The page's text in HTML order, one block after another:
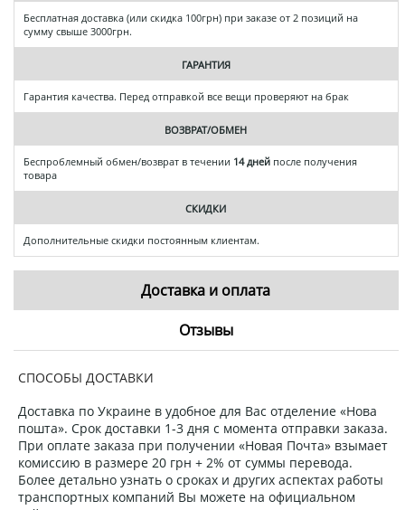
Бесплатная доставка (или скидка 100грн) при заказе от 2 позиций на
сумму свыше 3000грн.
ГАРАНТИЯ
Гарантия качества. Перед отправкой все вещи проверяют на брак
ВОЗВРАТ/ОБМЕН
Беспроблемный обмен/возврат в течении 14 дней после получения
товара
СКИДКИ
Дополнительные скидки постоянным клиентам.
Доставка и оплата
Отзывы
СПОСОБЫ ДОСТАВКИ
Доставка по Украине в удобное для Вас отделение «Нова
пошта». Срок доставки 1-3 дня с момента отправки заказа.
При оплате заказа при получении «Новая Почта» взымает
комиссию в размере 20 грн + 2% от суммы перевода.
Более детально узнать о сроках и других аспектах работы
транспортных компаний Вы можете на официальном